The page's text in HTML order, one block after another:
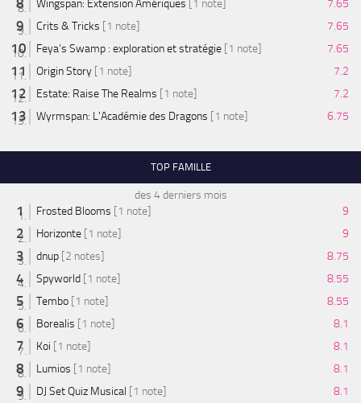
Wingspan: Extension Amériques [1 note]
7.65
Crits & Tricks [1 note]
7.65
Feya’s Swamp : exploration et stratégie [1 note]
7.65
Origin Story [1 note]
7.2
Estate: Raise The Realms [1 note]
7.2
Wyrmspan: L'Académie des Dragons [1 note] 6.75
TOP FAMILLE
des 4 derniers mois
Frosted Blooms [1 note]
9
Horizonte [1 note]
9
dnup [2 notes]
8.75
Spyworld [1 note]
8.55
Tembo [1 note]
8.55
Borealis [1 note]
8.1
Koi [1 note]
8.1
Lumios [1 note]
8.1
DJ Set Quiz Musical [1 note] 8.1